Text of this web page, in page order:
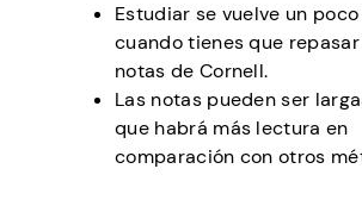
Estudiar se vuelve un
cuando tienes que
notas de Cornell.
Las notas pueden ser
que habrá más lectura en
comparación con otros